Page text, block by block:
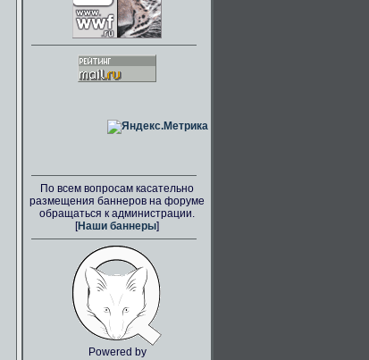
По всем вопросам касательно
размещения баннеров на форуме
обращаться к администрации.
[Наши баннеры]
Powered by